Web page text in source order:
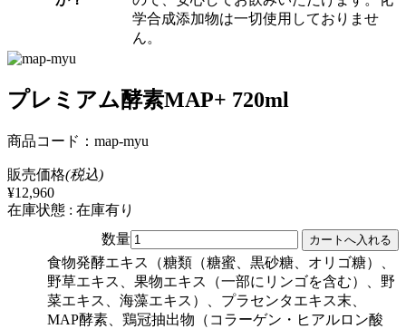
学合成添加物は一切使用しておりませ
ん。
プレミアム酵素MAP+ 720ml
商品コード：map-myu
販売価格(税込)
¥12,960
在庫状態 : 在庫有り
数量
食物発酵エキス（糖類（糖蜜、黒砂糖、オリゴ糖）、
野草エキス、果物エキス（一部にリンゴを含む）、野
菜エキス、海藻エキス）、プラセンタエキス末、
MAP酵素、鶏冠抽出物（コラーゲン・ヒアルロン酸